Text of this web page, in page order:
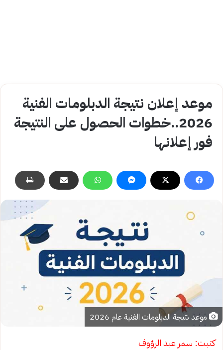
موعد إعلان نتيجة الدبلومات الفنية
2026..خطوات الحصول على النتيجة
فور إعلانها
موعد نتيجة الدبلومات الفنية عام 2026
كتبت: سمر عبد الرؤوف